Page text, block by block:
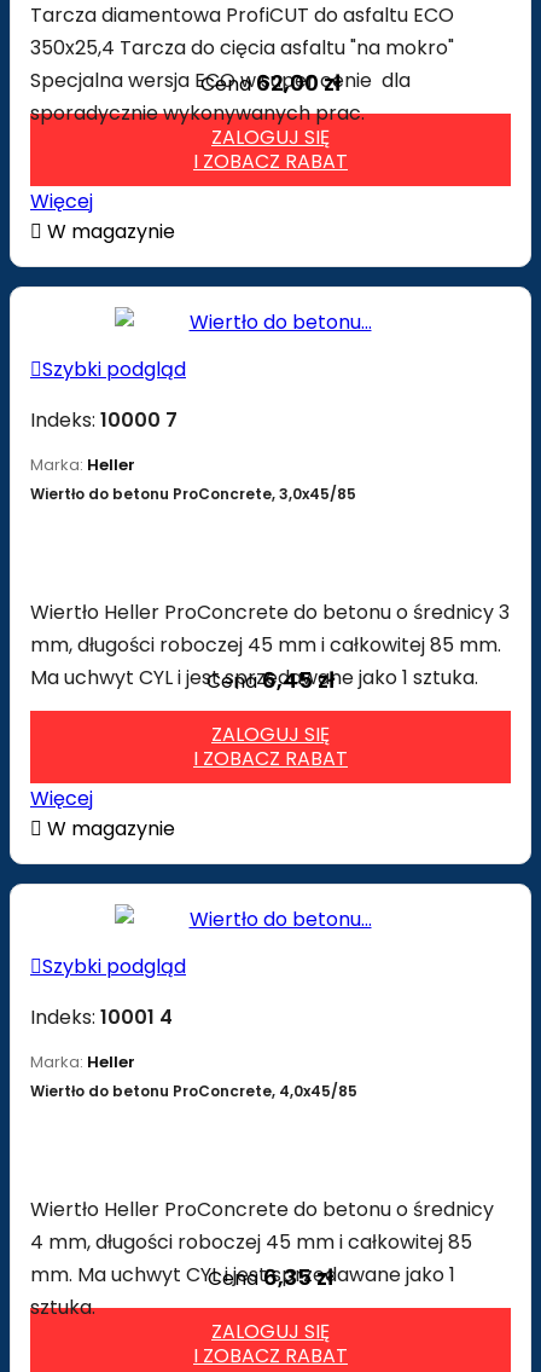
Tarcza diamentowa ProfiCUT do asfaltu ECO
350x25,4 Tarcza do cięcia asfaltu "na mokro"
Specjalna wersja ECO w super cenie dla
sporadycznie wykonywanych prac.
Cena 62,00 zł
ZALOGUJ SIĘ
I ZOBACZ RABAT
Więcej
 W magazynie
Szybki podgląd
Indeks: 10000 7
Marka: Heller
Wiertło do betonu ProConcrete, 3,0x45/85
Wiertło Heller ProConcrete do betonu o średnicy 3
mm, długości roboczej 45 mm i całkowitej 85 mm.
Ma uchwyt CYL i jest sprzedawane jako 1 sztuka.
Cena6,45 zł
ZALOGUJ SIĘ
I ZOBACZ RABAT
Więcej
 W magazynie
Szybki podgląd
Indeks: 10001 4
Marka: Heller
Wiertło do betonu ProConcrete, 4,0x45/85
Wiertło Heller ProConcrete do betonu o średnicy
4 mm, długości roboczej 45 mm i całkowitej 85
mm. Ma uchwyt CYL i jest sprzedawane jako 1
sztuka.
Cena6,35 zł
ZALOGUJ SIĘ
I ZOBACZ RABAT